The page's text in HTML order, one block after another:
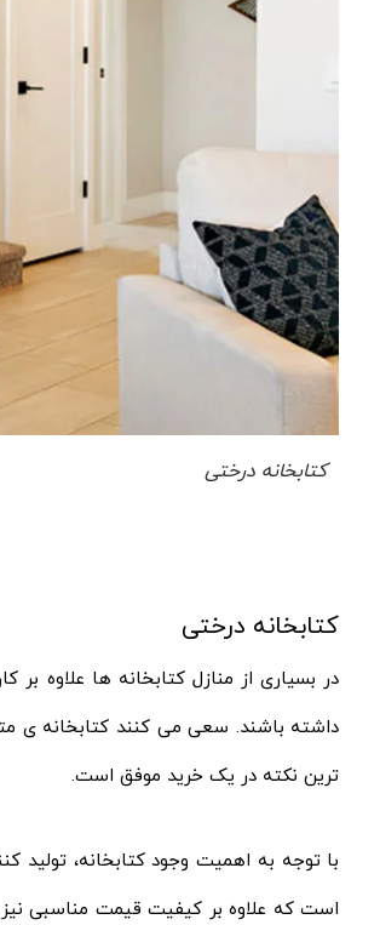
کتابخانه درختی
کتابخانه درختی
در بسیاری از منازل کتابخانه ها علاوه
داشته باشند. سعی می‌ کنند کتابخانه‌ ی
ترین نکته در یک خرید موفق است.
با توجه به اهمیت وجود کتابخانه، تولید
است که علاوه بر کیفیت قیمت مناسبی